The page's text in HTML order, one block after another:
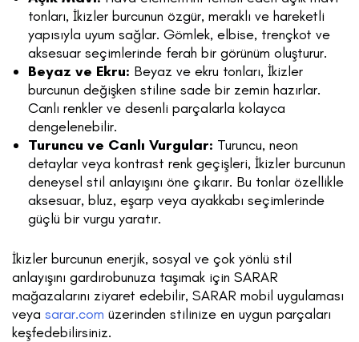
tonları, İkizler burcunun özgür, meraklı ve hareketli
yapısıyla uyum sağlar. Gömlek, elbise, trençkot ve
aksesuar seçimlerinde ferah bir görünüm oluşturur.
Beyaz ve Ekru: Beyaz ve ekru tonları, İkizler
burcunun değişken stiline sade bir zemin hazırlar.
Canlı renkler ve desenli parçalarla kolayca
dengelenebilir.
Turuncu ve Canlı Vurgular: Turuncu, neon
detaylar veya kontrast renk geçişleri, İkizler burcunun
deneysel stil anlayışını öne çıkarır. Bu tonlar özellikle
aksesuar, bluz, eşarp veya ayakkabı seçimlerinde
güçlü bir vurgu yaratır.
İkizler burcunun enerjik, sosyal ve çok yönlü stil
anlayışını gardırobunuza taşımak için SARAR
mağazalarını ziyaret edebilir, SARAR mobil uygulaması
veya sarar.com üzerinden stilinize en uygun parçaları
keşfedebilirsiniz.